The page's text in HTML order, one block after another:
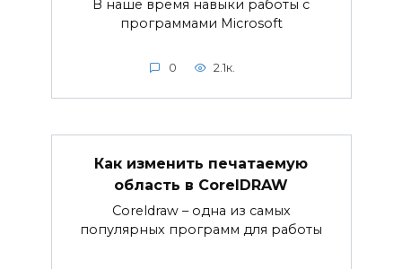
В наше время навыки работы с
программами Microsoft
0 2.1к.
Как изменить печатаемую
область в CorelDRAW
Coreldraw – одна из самых
популярных программ для работы